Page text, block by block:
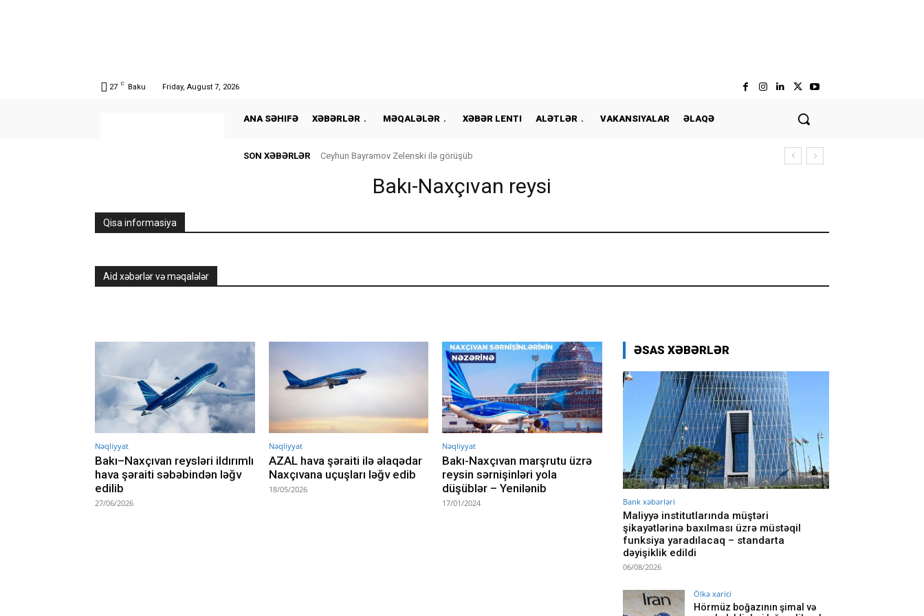
27 C Baku Friday, August 7, 2026
ANA SƏHIFƏ XƏBƏRLƏR MƏQALƏLƏR XƏBƏR LENTI ALƏTLƏR VAKANSIYALAR ƏLAQƏ
SON XƏBƏRLƏR Ceyhun Bayramov Zelenski ilə görüşüb
Bakı-Naxçıvan reysi
Qisa informasiya
Aid xəbərlər və məqalələr
Nəqliyyat
Bakı–Naxçıvan reysləri ildırımlı
hava şəraiti səbəbindən ləğv
edilib
27/06/2026
Nəqliyyat
AZAL hava şəraiti ilə əlaqədar
Naxçıvana uçuşları ləğv edib
18/05/2026
Nəqliyyat
Bakı-Naxçıvan marşrutu üzrə
reysin sərnişinləri yola
düşüblər – Yenilənib
17/01/2024
ƏSAS XƏBƏRLƏR
Bank xəbərləri
Maliyyə institutlarında müştəri
şikayətlərinə baxılması üzrə müstəqil
funksiya yaradılacaq – standarta
dəyişiklik edildi
06/08/2026
Ölkə xarici
Hörmüz boğazının şimal və